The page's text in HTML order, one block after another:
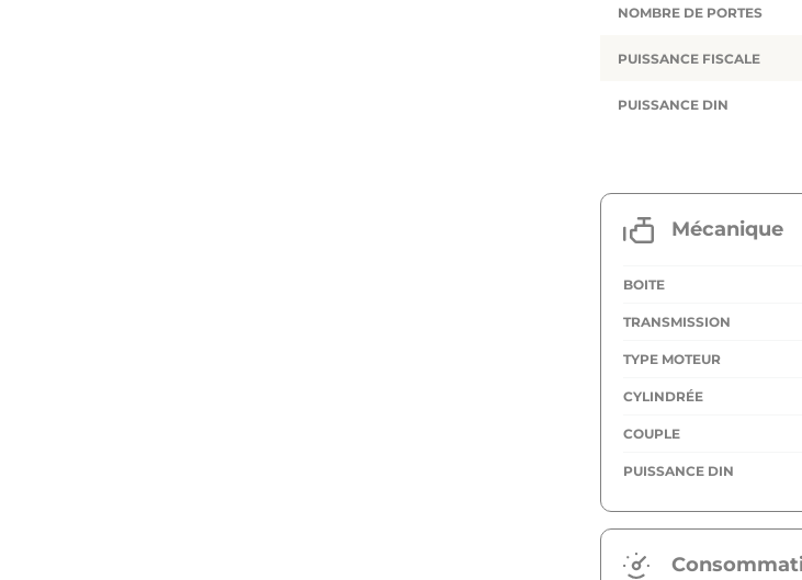
NOMBRE DE PORTES
PUISSANCE FISCALE
PUISSANCE DIN
Mécanique
BOITE
TRANSMISSION
TYPE MOTEUR
CYLINDRÉE
COUPLE
PUISSANCE DIN